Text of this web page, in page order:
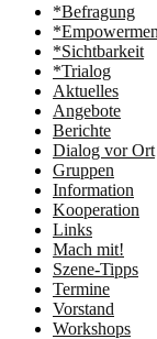
*Befragung
*Sichtbarkeit
*Trialog
Aktuelles
Angebote
Berichte
Dialog vor Ort
Gruppen
Information
Kooperation
Links
Mach mit!
Szene-Tipps
Termine
Vorstand
Workshops